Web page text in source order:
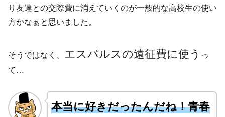
り友達との交際費に消えていくのが一般的な高校生の使い
方かなぁと思いました。
そうではなく、 エスパルスの遠征費に使う っ
て…
本当に好きだったんだね！青春